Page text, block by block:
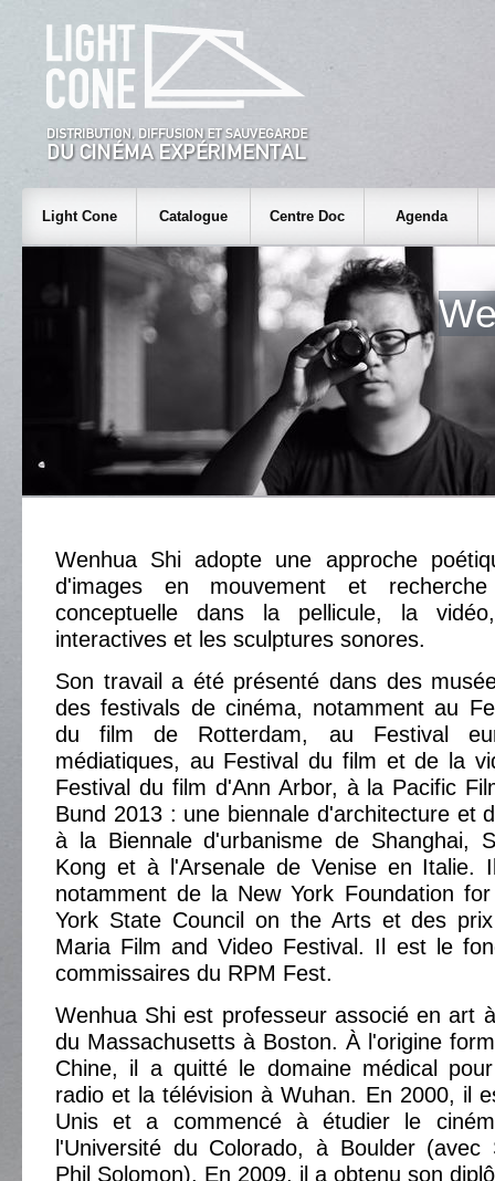
Light Cone Catalogue Centre Doc Agenda
Wenhua Shi adopte une approche
d'images en mouvement et
conceptuelle dans la pellicule, la
interactives et les sculptures sonores.
Son travail a été présenté dans des
des festivals de cinéma, notamment au
du film de Rotterdam, au Festival
médiatiques, au Festival du film et de la
Festival du film d'Ann Arbor, à la Pacific
Bund 2013 : une biennale d'architecture et
à la Biennale d'urbanisme de Shanghai,
Kong et à l'Arsenale de Venise en Italie.
notamment de la New York Foundation
York State Council on the Arts et des
Maria Film and Video Festival. Il est le
commissaires du RPM Fest.
Wenhua Shi est professeur associé en art
du Massachusetts à Boston. À l'origine
Chine, il a quitté le domaine médical
radio et la télévision à Wuhan. En 2000, il
Unis et a commencé à étudier le
l'Université du Colorado, à Boulder (avec
Phil Solomon). En 2009, il a obtenu son